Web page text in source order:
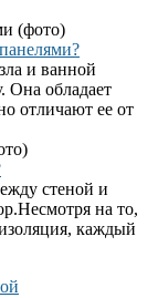
и ванной
Она обладает
отличают ее от
стеной и
на то,
каждый